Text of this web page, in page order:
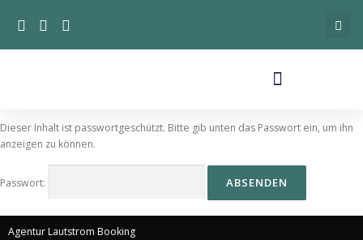
Dieser Inhalt ist passwortgeschützt. Bitte gib unten das Passwort ein, um ihn
anzeigen zu können.
Passwort:
Agentur Lautstrom Booking